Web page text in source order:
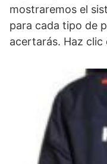
mostraremos el
para cada tipo de
acertarás. Haz clic